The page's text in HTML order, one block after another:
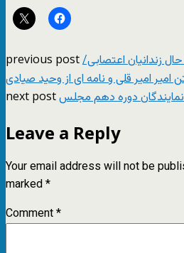
previous postزندانیان اعتصابی/
امیر امیر قلی و نامه ای از وحید صیادی
next postدوره دهم مجلس
Leave a Reply
Your email address will not be
marked*
Comment*